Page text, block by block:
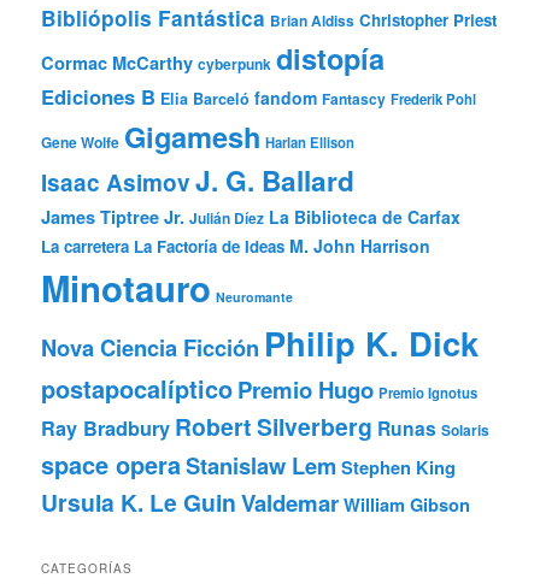
Bibliópolis Fantástica Brian Aldiss Christopher Priest
Cormac McCarthy cyberpunk distopía
Ediciones B Elia Barceló fandom Fantascy Frederik Pohl
Gene Wolfe Gigamesh Harlan Ellison
Isaac AsimovJ. G. Ballard
James Tiptree Jr. Julián Díez La Biblioteca de Carfax
La carretera La Factoría de Ideas M. John Harrison
Minotauro Neuromante
Nova Ciencia Ficción Philip K. Dick
postapocalípticoPremio Hugo Premio Ignotus
Ray Bradbury Robert Silverberg Runas Solaris
space operaStanislaw Lem Stephen King
Ursula K. Le GuinValdemarWilliam Gibson
CATEGORÍAS